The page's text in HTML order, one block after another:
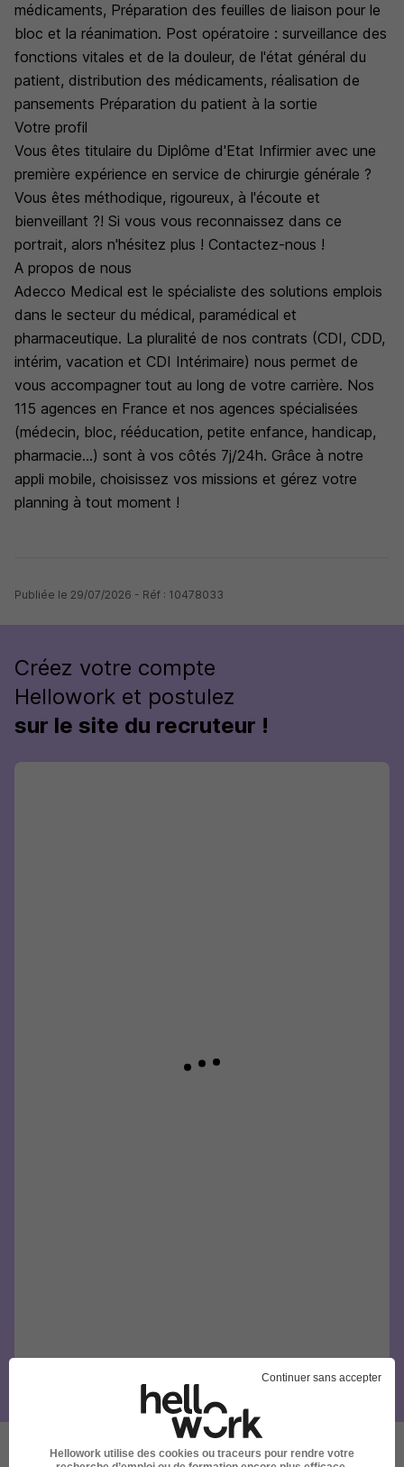
médicaments, Préparation des feuilles de liaison pour le
bloc et la réanimation. Post opératoire : surveillance des
fonctions vitales et de la douleur, de l'état général du
patient, distribution des médicaments, réalisation de
pansements Préparation du patient à la sortie
Votre profil
Vous êtes titulaire du Diplôme d'Etat Infirmier avec une
première expérience en service de chirurgie générale ?
Vous êtes méthodique, rigoureux, à l'écoute et
bienveillant ?! Si vous vous reconnaissez dans ce
portrait, alors n'hésitez plus ! Contactez-nous !
A propos de nous
Adecco Medical est le spécialiste des solutions emplois
dans le secteur du médical, paramédical et
pharmaceutique. La pluralité de nos contrats (CDI, CDD,
intérim, vacation et CDI Intérimaire) nous permet de
vous accompagner tout au long de votre carrière. Nos
115 agences en France et nos agences spécialisées
(médecin, bloc, rééducation, petite enfance, handicap,
pharmacie...) sont à vos côtés 7j/24h. Grâce à notre
appli mobile, choisissez vos missions et gérez votre
planning à tout moment !
Publiée le 29/07/2026 - Réf : 10478033
Créez votre compte
Hellowork et postulez
sur le site du recruteur !
Continuer sans accepter
Hellowork utilise des cookies ou traceurs pour rendre votre